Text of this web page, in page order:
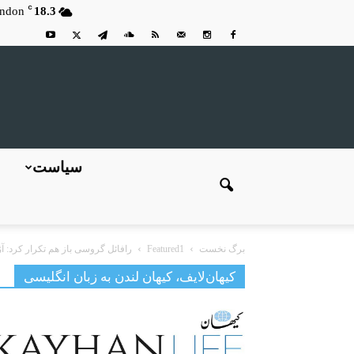
18.3
C
سیاست
برگ نخست Featured1 رافائل گروسی باز هم تکرار کرد:
کیهان‌لایف، کیهان لندن به زبان انگلیسی